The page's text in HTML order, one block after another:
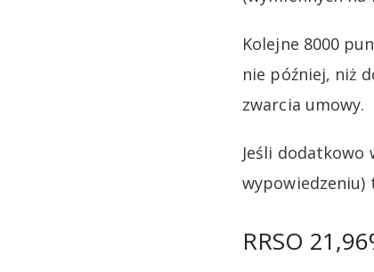
Kolejne 8000
nie później, niż
zwarcia umowy.
Jeśli dodatkowo
wypowiedzeniu)
RRSO